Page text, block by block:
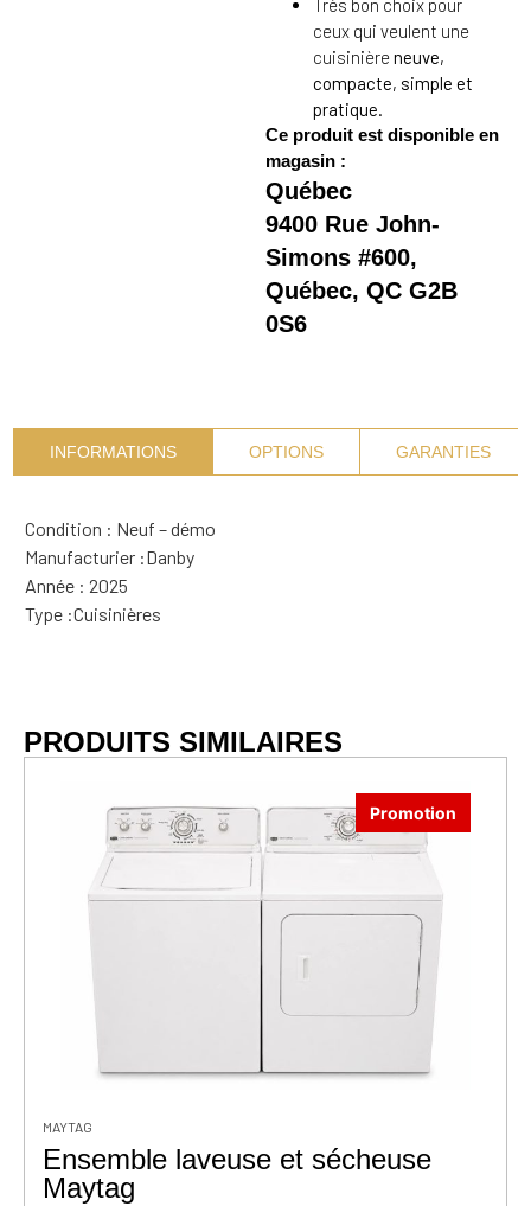
Très bon choix pour
ceux qui veulent une
cuisinière neuve,
compacte, simple et
pratique.
Ce produit est disponible en
magasin :
Québec
9400 Rue John-
Simons #600,
Québec, QC G2B
0S6
INFORMATIONS OPTIONS GARANTIES
Condition : Neuf – démo
Manufacturier :Danby
Année : 2025
Type :Cuisinières
PRODUITS SIMILAIRES
Promotion
MAYTAG
Ensemble laveuse et sécheuse
Maytag